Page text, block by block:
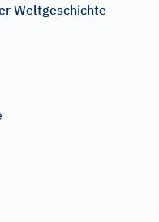
Weltgeschichte